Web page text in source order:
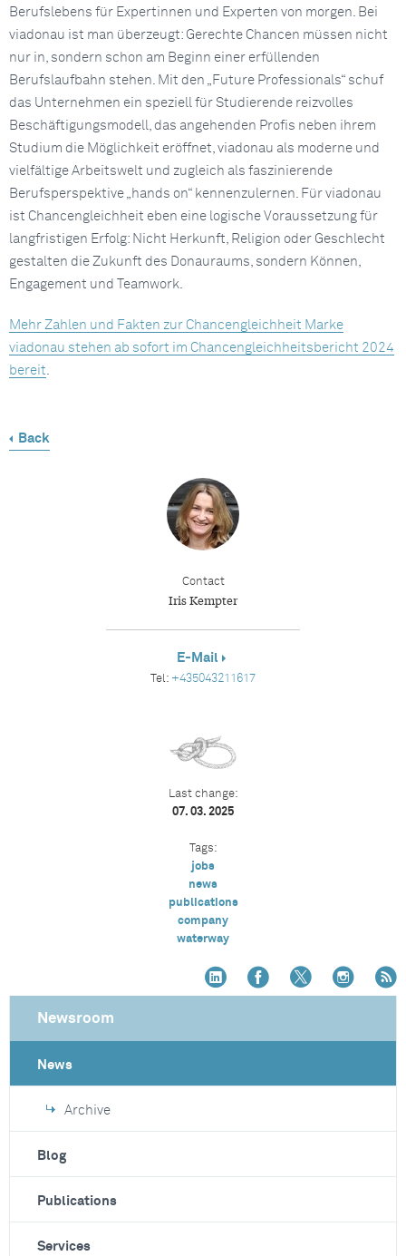
Berufslebens für Expertinnen und Experten von morgen. Bei
viadonau ist man überzeugt: Gerechte Chancen müssen nicht
nur in, sondern schon am Beginn einer erfüllenden
Berufslaufbahn stehen. Mit den „Future Professionals“ schuf
das Unternehmen ein speziell für Studierende reizvolles
Beschäftigungsmodell, das angehenden Profis neben ihrem
Studium die Möglichkeit eröffnet, viadonau als moderne und
vielfältige Arbeitswelt und zugleich als faszinierende
Berufsperspektive „hands on“ kennenzulernen. Für viadonau
ist Chancengleichheit eben eine logische Voraussetzung für
langfristigen Erfolg: Nicht Herkunft, Religion oder Geschlecht
gestalten die Zukunft des Donauraums, sondern Können,
Engagement und Teamwork.
Mehr Zahlen und Fakten zur Chancengleichheit Marke
viadonau stehen ab sofort im Chancengleichheitsbericht 2024
bereit.
Back
Contact
Iris Kempter
E-Mail
Tel: +435043211617
Last change:
07. 03. 2025
Tags:
jobs
news
publications
company
waterway
Newsroom
News
Archive
Blog
Publications
Services